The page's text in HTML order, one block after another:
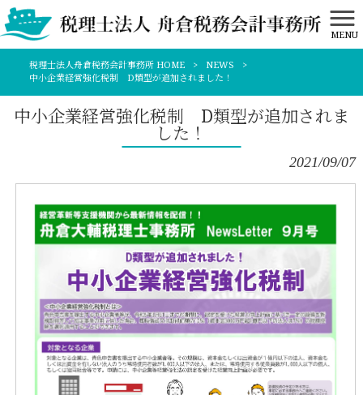
MENU
税理士法人舟倉税務会計事務所 HOME > NEWS
>
中小企業経営強化税制 D類型が追加されました！
中小企業経営強化税制 D類型が追加されま
した！
2021/09/07